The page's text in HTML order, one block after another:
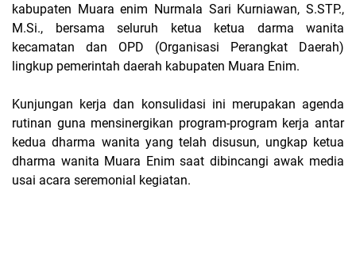
kabupaten Muara enim Nurmala Sari Kurniawan, S.STP.,
M.Si., bersama seluruh ketua ketua darma wanita
kecamatan dan OPD (Organisasi Perangkat Daerah)
lingkup pemerintah daerah kabupaten Muara Enim.
Kunjungan kerja dan konsulidasi ini merupakan agenda
rutinan guna mensinergikan program-program kerja antar
kedua dharma wanita yang telah disusun, ungkap ketua
dharma wanita Muara Enim saat dibincangi awak media
usai acara seremonial kegiatan.